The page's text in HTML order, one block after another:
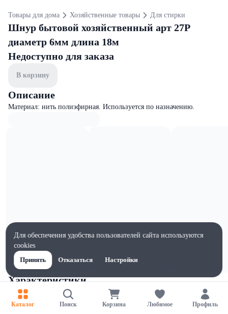
Товары для дома Хозяйственные товары Для стирки
Шнур бытовой хозяйственный арт 27Р
диаметр 6мм длина 18м
Недоступно для заказа
В корзину
Описание
Материал: нить полиэфирная. Используется по назначению.
Характеристики
Ширина, мм
200
Каталог Поиск Корзина Любимое Профиль
Для обеспечения удобства пользователей сайта используются
cookies
Принять
Отказаться Настройки